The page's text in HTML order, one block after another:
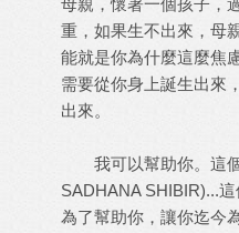
母親，懷著一個孩子，
重，如果生不出來，母
能就是你為什麼這麼焦
需要從你身上誕生出來
出來。
我可以幫助你。這個
SADHANA SHIBIR)...
為了幫助你，讓你迄今